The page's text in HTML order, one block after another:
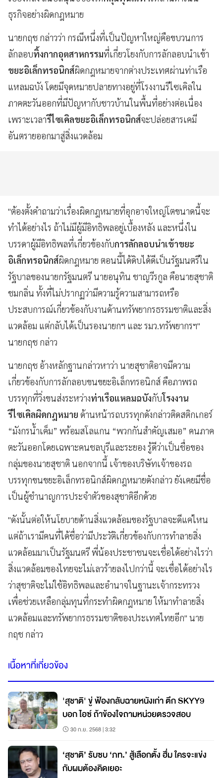
ธุรกิจอย่างผิดกฎหมาย
นายกฤช กล่าวว่า กรณีหนึ่งที่เป็นปัญหาใหญ่คือขบวนการ
ลักลอบทิ้งกากอุตสาหกรรมที่เกี่ยวโยงกับการลักลอบนำเข้า
ขยะอิเล็กทรอนิกส์ผิดกฎหมายจากต่างประเทศผ่านท่าเรือ
แหลมฉบัง โดยมีจุดหมายปลายทางอยู่ที่โรงงานรีไซเคิลใน
ภาคตะวันออกที่มีปัญหากับชาวบ้านในพื้นที่อย่างต่อเนื่อง
เพราะเวลารีไซเคิลขยะอิเล็กทรอนิกส์จะปล่อยสารเคมี
อันตรายออกมาสู่สิ่งแวดล้อม
"ต้องตั้งคำถามว่าเรื่องผิดกฎหมายที่อุกอาจใหญ่โตขนาดนี้จะ
ทำได้อย่างไร ถ้าไม่มีผู้มีอิทธิพลอยู่เบื้องหลัง และหนึ่งใน
บรรดาผู้มีอิทธิพลที่เกี่ยวข้องกับการลักลอบนำเข้าขยะ
อิเล็กทรอนิกส์ผิดกฎหมาย ตอนนี้ได้ดิบได้ดีเป็นรัฐมนตรีใน
รัฐบาลของนายกรัฐมนตรี นายอนุทิน ชาญวีรกูล คือนายสุชาติ
ชมกลิ่น ทั้งที่ไม่ปรากฏว่ามีความรู้ความสามารถหรือ
ประสบการณ์เกี่ยวข้องกับงานด้านทรัพยากรธรรมชาติและสิ่ง
แวดล้อม แต่กลับได้เป็นรองนายกฯ และ รมว.ทรัพยากรฯ"
นายกฤช กล่าว
นายกฤช อ้างหลักฐานกล่าวหาว่า นายสุชาติอาจมีความ
เกี่ยวข้องกับการลักลอบขนขยะอิเล็กทรอนิกส์ คือภาพรถ
บรรทุกที่วิ่งขนส่งระหว่างท่าเรือแหลมฉบังกับโรงงาน
รีไซเคิลผิดกฎหมาย ด้านหน้ารถบรรทุกดังกล่าวติดสติกเกอร์
“มังกรน้ำเค็ม” พร้อมสโลแกน “พวกกันสำคัญเสมอ” คนภาค
ตะวันออกโดยเฉพาะคนชลบุรีและระยอง รู้ดีว่าเป็นชื่อของ
กลุ่มของนายสุชาติ นอกจากนี้ เจ้าของบริษัทเจ้าของรถ
บรรทุกขนขยะอิเล็กทรอนิกส์ผิดกฎหมายดังกล่าว ยังเคยมีชื่อ
เป็นผู้ชำนาญการประจำตัวของสุชาติอีกด้วย
"ดังนั้นต่อให้นโยบายด้านสิ่งแวดล้อมของรัฐบาลจะดีแค่ไหน
แต่ถ้าเรามีคนที่ได้ชื่อว่ามีประวัติเกี่ยวข้องกับการทำลายสิ่ง
แวดล้อมมาเป็นรัฐมนตรี พี่น้องประชาชนจะเชื่อได้อย่างไรว่า
สิ่งแวดล้อมของไทยจะไม่เลวร้ายลงไปกว่านี้ จะเชื่อได้อย่างไร
ว่าสุชาติจะไม่ใช้อิทธิพลและอำนาจในฐานะเจ้ากระทรวง
เพื่อช่วยเหลือกลุ่มทุนที่กระทำผิดกฎหมาย ให้มาทำลายสิ่ง
แวดล้อมและทรัพยากรธรรมชาติของประเทศไทยอีก" นาย
กฤช กล่าว
เนื้อหาที่เกี่ยวข้อง
'สุชาติ' ขู่ ฟ้องกลับฉายหนังเก่า ตึก SKYY9
บอก ไอซ์ ถ้าข้องใจถามหน่วยตรวจสอบ
30 ก.ย. 2568 | 3:32
‘สุชาติ’ รับซบ ‘ภท.’ สู้เลือกตั้ง ฮึ่ม ใครจะแข่ง
กับผมต้องคิดเยอะ